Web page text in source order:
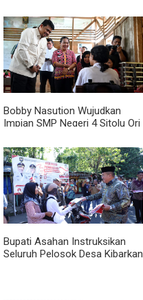
Bobby Nasution Wujudkan
Impian SMP Negeri 4 Sitolu Ori
Bupati Asahan Instruksikan
Seluruh Pelosok Desa Kibarkan